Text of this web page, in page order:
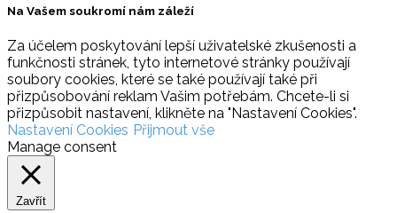
Na Vašem soukromí nám záleží
Za účelem poskytování lepší uživatelské zkušenosti a
funkčnosti stránek, tyto internetové stránky používají
soubory cookies, které se také používají také při
přizpůsobování reklam Vašim potřebám. Chcete-li si
přizpůsobit nastavení, klikněte na "Nastavení Cookies".
Nastavení Cookies Přijmout vše
Manage consent
Zavřít